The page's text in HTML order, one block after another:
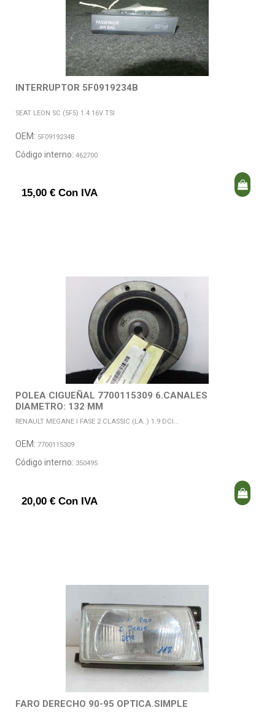
INTERRUPTOR 5F0919234B
SEAT LEON SC (5F5) 1.4 16V TSI
OEM: 5F0919234B
Código interno: 462700
15,00 € Con IVA
POLEA CIGUEÑAL 7700115309 6.CANALES
DIAMETRO: 132 MM
RENAULT MEGANE I FASE 2 CLASSIC (LA..) 1.9 DCI...
OEM: 7700115309
Código interno: 350495
20,00 € Con IVA
FARO DERECHO 90-95 OPTICA.SIMPLE